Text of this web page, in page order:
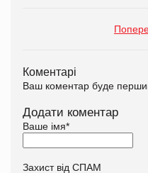
Коментарі
Ваш коментар буде
Додати коментар
Ваше імя*
Захист від СПАМ